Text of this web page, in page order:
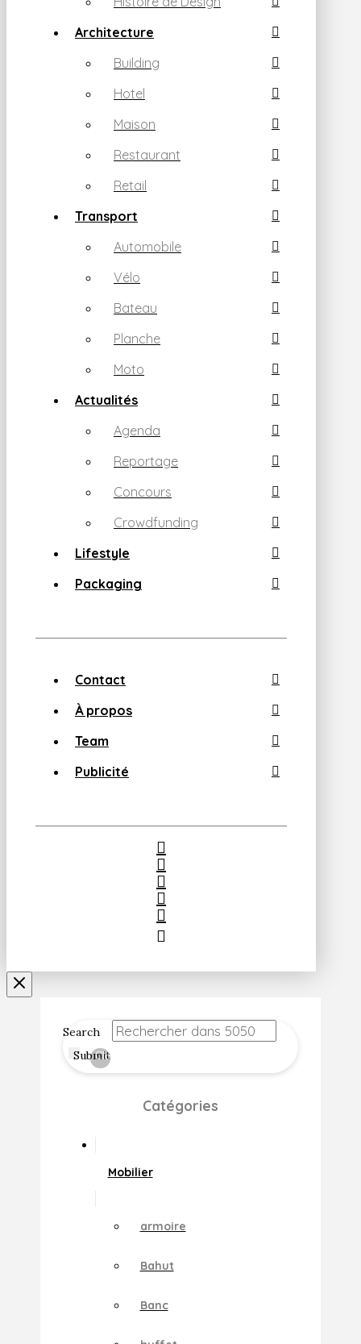
Architecture
Building
Hotel
Maison
Restaurant
Retail
Transport
Automobile
Vélo
Bateau
Planche
Moto
Actualités
Agenda
Reportage
Concours
Crowdfunding
Lifestyle
Packaging
Contact
À propos
Team
Publicité
Search
Submit
Clear
Catégories
Mobilier
armoire
Bahut
Banc